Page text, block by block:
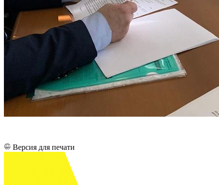
Версия для печати